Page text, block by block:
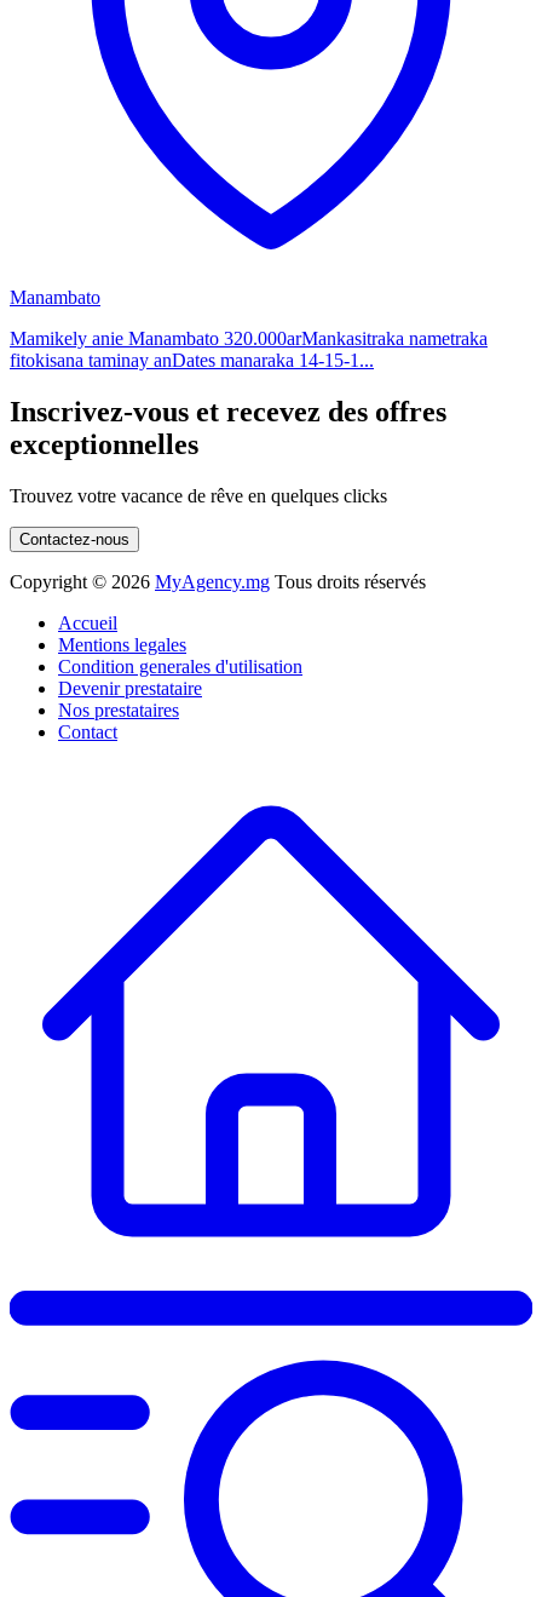
Manambato
Mamikely anie Manambato 320.000arMankasitraka nametraka
fitokisana taminay anDates manaraka 14-15-1...
Inscrivez-vous et recevez des offres
exceptionnelles
Trouvez votre vacance de rêve en quelques clicks
Contactez-nous
Copyright © 2026 MyAgency.mg Tous droits réservés
Accueil
Mentions legales
Condition generales d'utilisation
Devenir prestataire
Nos prestataires
Contact